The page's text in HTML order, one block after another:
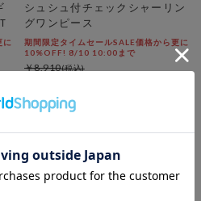
に
シュシュ付チェックシャーリン
グワンピース
期間限定タイムセールSALE価格から更に
10%OFF! 8/10 10:00まで
￥8,910